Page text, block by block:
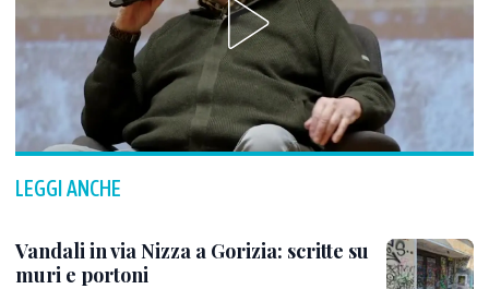
LEGGI ANCHE
Vandali in via Nizza a Gorizia: scritte su
muri e portoni